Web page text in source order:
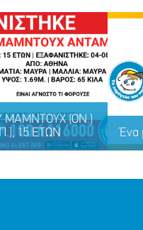
ΜΑΜΝΤΟΥΧ (ΟΝ.)
15 ΕΤΩΝ
Ένα